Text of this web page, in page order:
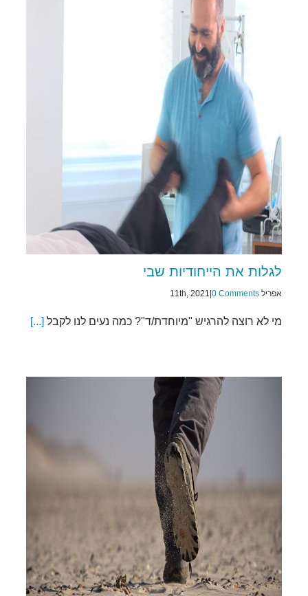
לגלות את הייחודיות שבי
אפריל 11th, 2021 |0 Comments
מי לא רוצה להרגיש "מיוחדת/ד"? כמה נעים לנו לקבל [...]